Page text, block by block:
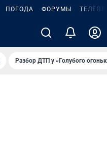
ПОГОДА ФОРУМЫ
Разбор ДТП у «Голубого